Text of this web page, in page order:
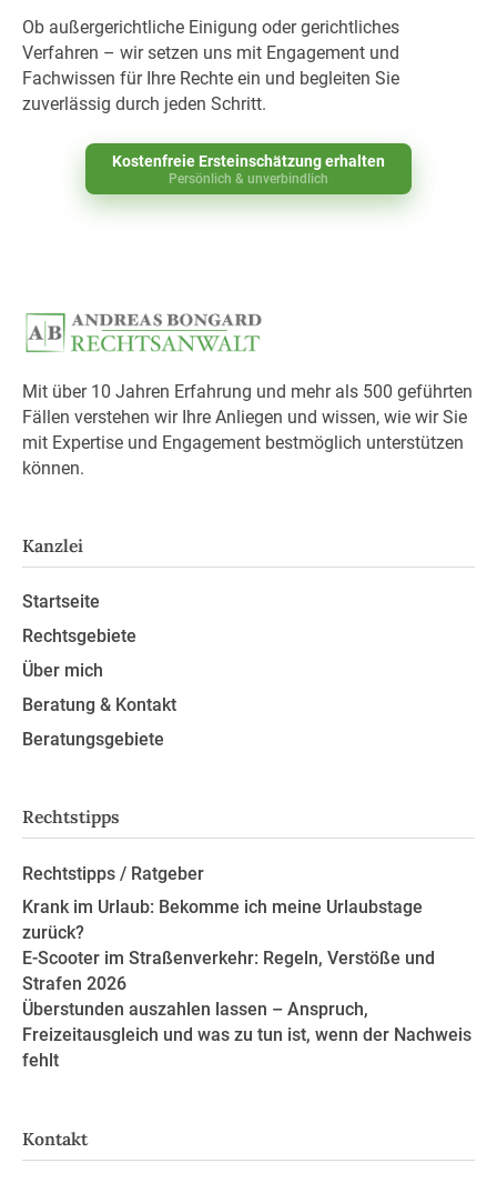
Ob außergerichtliche Einigung oder gerichtliches
Verfahren – wir setzen uns mit Engagement und
Fachwissen für Ihre Rechte ein und begleiten Sie
zuverlässig durch jeden Schritt.
Kostenfreie Ersteinschätzung erhalten
Persönlich & unverbindlich
Mit über 10 Jahren Erfahrung und mehr als 500 geführten
Fällen verstehen wir Ihre Anliegen und wissen, wie wir Sie
mit Expertise und Engagement bestmöglich unterstützen
können.
Kanzlei
Startseite
Rechtsgebiete
Über mich
Beratung & Kontakt
Beratungsgebiete
Rechtstipps
Rechtstipps / Ratgeber
Krank im Urlaub: Bekomme ich meine Urlaubstage
zurück?
E-Scooter im Straßenverkehr: Regeln, Verstöße und
Strafen 2026
Überstunden auszahlen lassen – Anspruch,
Freizeitausgleich und was zu tun ist, wenn der Nachweis
fehlt
Kontakt